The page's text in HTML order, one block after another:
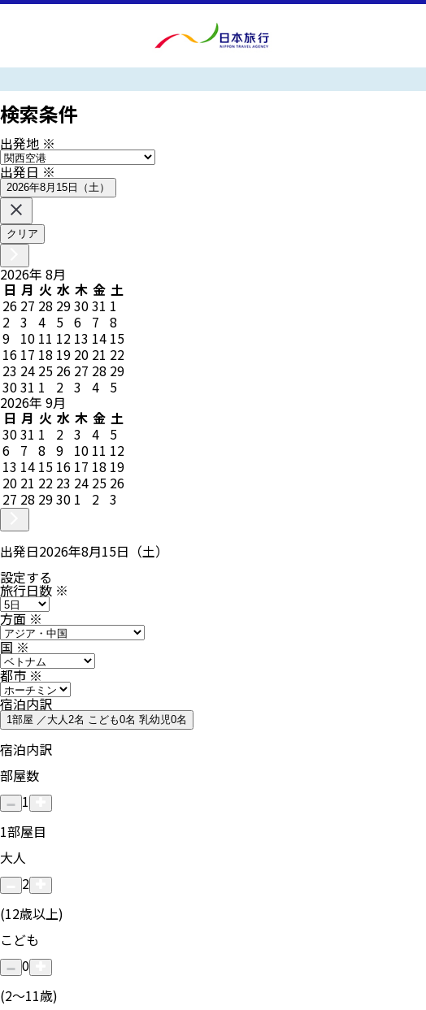
検索条件
出発地 ※
出発日※
2026年8月15日（土）
クリア
2026年 8月
日 月 火 水 木 金 土
26 27 28 293031 1
2 3 4 5 6 7 8
9 10 11 12 13 14 15
16 17 18 19 20 21 22
23 24 25 26 27 28 29
3031 1 2 3 4 5
2026年 9月
日 月 火 水 木 金 土
3031 1 2 3 4 5
6 7 8 9 10 11 12
13 14 15 16 17 18 19
20 21 22 23 24 25 26
27 28 2930 1 2 3
出発日2026年8月15日（土）
設定する
旅行日数 ※
方面※
国※
都市※
宿泊内訳
1部屋 ／大人2名 こども0名 乳幼児0名
宿泊内訳
部屋数
1
1部屋目
大人
2
(12歳以上)
こども
0
(2〜11歳)